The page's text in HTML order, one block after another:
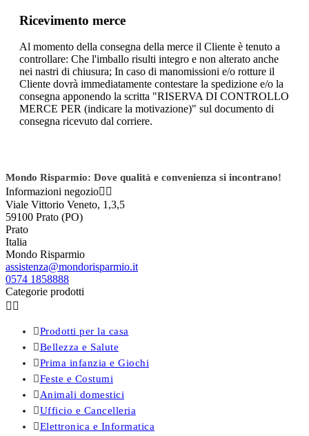
Ricevimento merce
Al momento della consegna della merce il Cliente è tenuto a
controllare: Che l'imballo risulti integro e non alterato anche
nei nastri di chiusura; In caso di manomissioni e/o rotture il
Cliente dovrà immediatamente contestare la spedizione e/o la
consegna apponendo la scritta "RISERVA DI CONTROLLO
MERCE PER (indicare la motivazione)" sul documento di
consegna ricevuto dal corriere.
Mondo Risparmio: Dove qualità e convenienza si incontrano!
Informazioni negozio 
Viale Vittorio Veneto, 1,3,5
59100 Prato (PO)
Prato
Italia
Mondo Risparmio
assistenza@mondorisparmio.it
0574 1858888
Categorie prodotti
 
Prodotti per la casa
Bellezza e Salute
Prima infanzia e Giochi
Feste e Costumi
Animali domestici
Ufficio e Cancelleria
Elettronica e Informatica